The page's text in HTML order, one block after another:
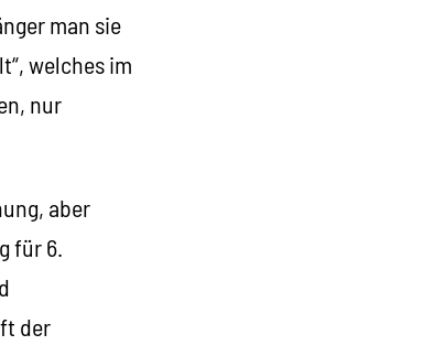
man sie
welches im
nur
aber
für 6.
der